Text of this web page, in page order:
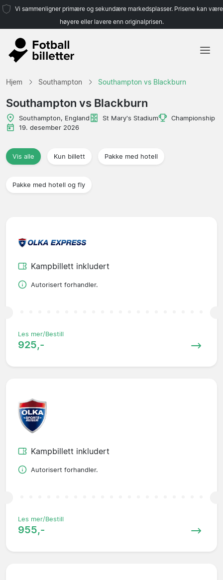
Vi sammenligner primære og sekundære markedsplasser. Prisene kan være
høyere eller lavere enn originalprisen.
Hjem Southampton Southampton vs Blackburn
Southampton vs Blackburn
Southampton, England St Mary's Stadium
Championship
19. desember 2026
Vis alle Kun billett Pakke med hotell
Pakke med hotell og fly
Kampbillett inkludert
Autorisert forhandler.
Les mer/Bestill
925,-
Kampbillett inkludert
Autorisert forhandler.
Les mer/Bestill
955,-